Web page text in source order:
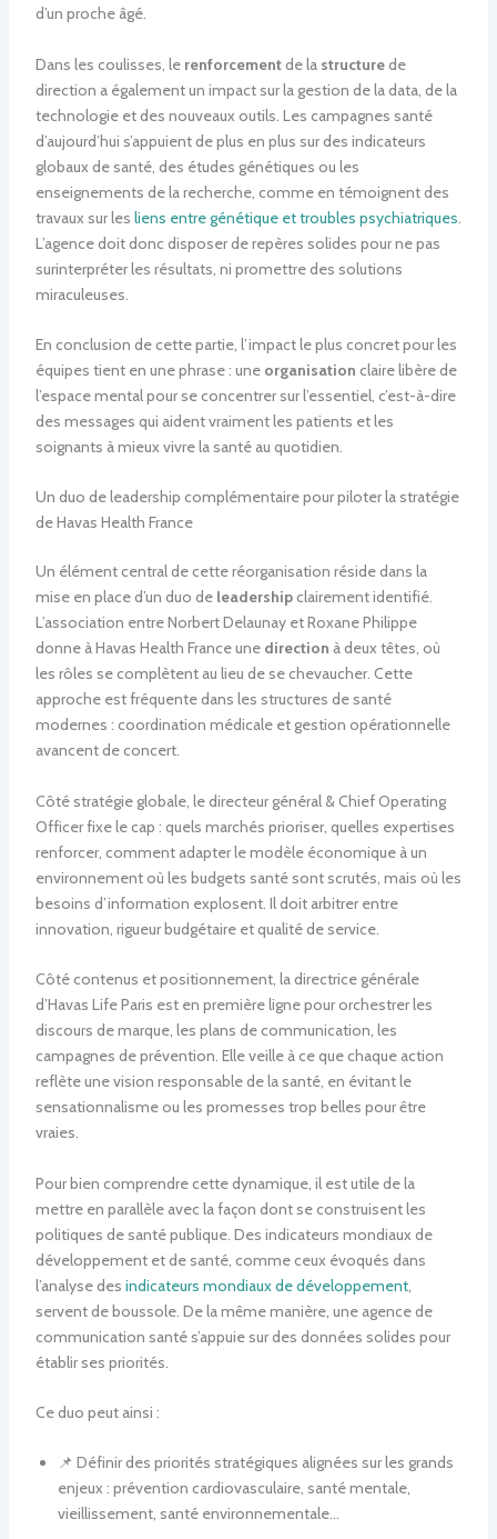
d’un proche âgé.
Dans les coulisses, le renforcementde la structurede
direction a également un impact sur la gestion de la data, de la
technologie et des nouveaux outils. Les campagnes santé
d’aujourd’hui s’appuient de plus en plus sur des indicateurs
globaux de santé, des études génétiques ou les
enseignements de la recherche, comme en témoignent des
travaux sur les liens entre génétique et troubles psychiatriques.
L’agence doit donc disposer de repères solides pour ne pas
surinterpréter les résultats, ni promettre des solutions
miraculeuses.
En conclusion de cette partie, l’impact le plus concret pour les
équipes tient en une phrase : une organisation claire libère de
l’espace mental pour se concentrer sur l’essentiel, c’est-à-dire
des messages qui aident vraiment les patients et les
soignants à mieux vivre la santé au quotidien.
Un duo de leadership complémentaire pour piloter la stratégie
de Havas Health France
Un élément central de cette réorganisation réside dans la
mise en place d’un duo de leadershipclairement identifié.
L’association entre Norbert Delaunay et Roxane Philippe
donne à Havas Health France une direction à deux têtes, où
les rôles se complètent au lieu de se chevaucher. Cette
approche est fréquente dans les structures de santé
modernes : coordination médicale et gestion opérationnelle
avancent de concert.
Côté stratégie globale, le directeur général & Chief Operating
Officer fixe le cap : quels marchés prioriser, quelles expertises
renforcer, comment adapter le modèle économique à un
environnement où les budgets santé sont scrutés, mais où les
besoins d’information explosent. Il doit arbitrer entre
innovation, rigueur budgétaire et qualité de service.
Côté contenus et positionnement, la directrice générale
d’Havas Life Paris est en première ligne pour orchestrer les
discours de marque, les plans de communication, les
campagnes de prévention. Elle veille à ce que chaque action
reflète une vision responsable de la santé, en évitant le
sensationnalisme ou les promesses trop belles pour être
vraies.
Pour bien comprendre cette dynamique, il est utile de la
mettre en parallèle avec la façon dont se construisent les
politiques de santé publique. Des indicateurs mondiaux de
développement et de santé, comme ceux évoqués dans
l’analyse des indicateurs mondiaux de développement,
servent de boussole. De la même manière, une agence de
communication santé s’appuie sur des données solides pour
établir ses priorités.
Ce duo peut ainsi :
📌 Définir des priorités stratégiques alignées sur les grands
enjeux : prévention cardiovasculaire, santé mentale,
vieillissement, santé environnementale…